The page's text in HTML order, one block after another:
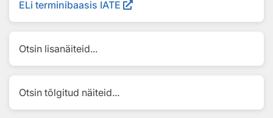
ELi terminibaasis IATE
Otsin lisanäiteid...
Otsin tõlgitud näiteid...